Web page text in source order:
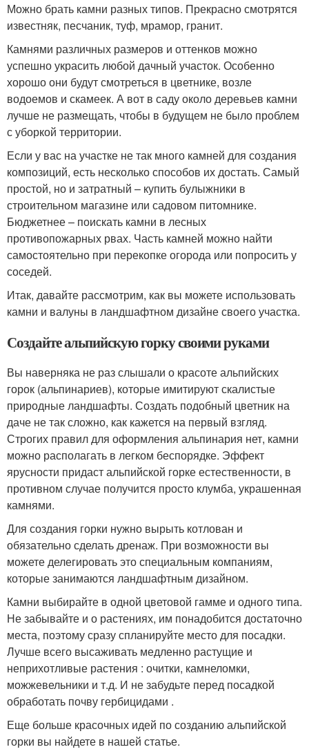
Можно брать камни разных типов. Прекрасно смотрятся
известняк, песчаник, туф, мрамор, гранит.
Камнями различных размеров и оттенков можно
успешно украсить любой дачный участок. Особенно
хорошо они будут смотреться в цветнике, возле
водоемов и скамеек. А вот в саду около деревьев камни
лучше не размещать, чтобы в будущем не было проблем
с уборкой территории.
Если у вас на участке не так много камней для создания
композиций, есть несколько способов их достать. Самый
простой, но и затратный – купить булыжники в
строительном магазине или садовом питомнике.
Бюджетнее – поискать камни в лесных
противопожарных рвах. Часть камней можно найти
самостоятельно при перекопке огорода или попросить у
соседей.
Итак, давайте рассмотрим, как вы можете использовать
камни и валуны в ландшафтном дизайне своего участка.
Создайте альпийскую горку своими руками
Вы наверняка не раз слышали о красоте альпийских
горок (альпинариев), которые имитируют скалистые
природные ландшафты. Создать подобный цветник на
даче не так сложно, как кажется на первый взгляд.
Строгих правил для оформления альпинария нет, камни
можно располагать в легком беспорядке. Эффект
ярусности придаст альпийской горке естественности, в
противном случае получится просто клумба, украшенная
камнями.
Для создания горки нужно вырыть котлован и
обязательно сделать дренаж. При возможности вы
можете делегировать это специальным компаниям,
которые занимаются ландшафтным дизайном.
Камни выбирайте в одной цветовой гамме и одного типа.
Не забывайте и о растениях, им понадобится достаточно
места, поэтому сразу спланируйте место для посадки.
Лучше всего высаживать медленно растущие и
неприхотливые растения : очитки, камнеломки,
можжевельники и т.д. И не забудьте перед посадкой
обработать почву гербицидами .
Еще больше красочных идей по созданию альпийской
горки вы найдете в нашей статье.